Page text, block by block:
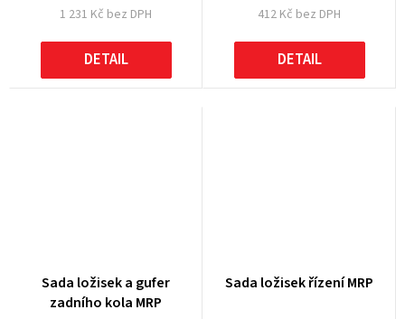
1 231 Kč bez DPH
DETAIL
412 Kč bez DPH
DETAIL
Sada ložisek a gufer
zadního kola MRP
Sada ložisek řízení MRP